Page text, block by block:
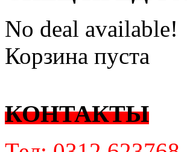
No deal available!
Корзина пуста
КОНТАКТЫ